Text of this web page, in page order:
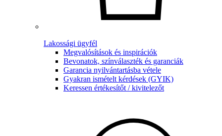
Lakossági ügyfél
Megvalósítások és inspirációk
Bevonatok, színválaszték és garanciák
Garancia nyilvántartásba vétele
Gyakran ismételt kérdések (GYIK)
Keressen értékesítőt / kivitelezőt